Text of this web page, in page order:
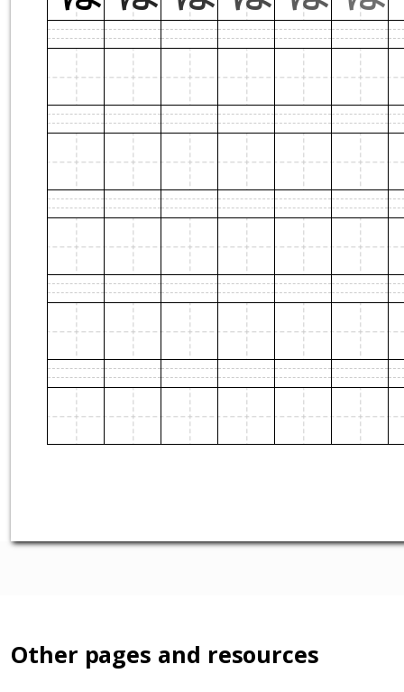
Other pages and resources